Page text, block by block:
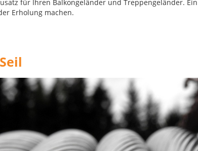
für Ihren Balkongeländer und Treppengeländer.
Erholung machen.